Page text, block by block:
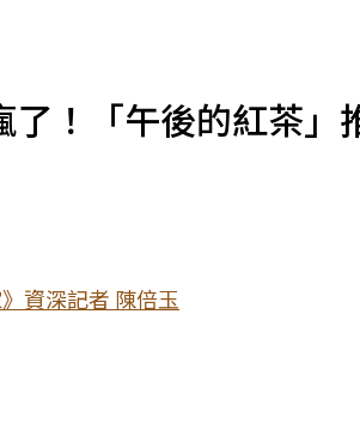
了！「午後的紅茶
》資深記者 陳倍玉